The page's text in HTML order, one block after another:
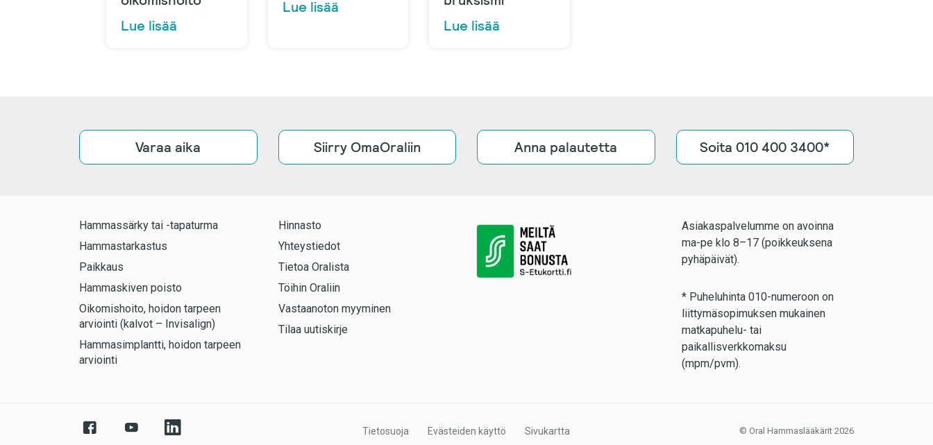
Lue lisää
Lue lisää
Lue lisää
Varaa aika Siirry OmaOraliin Anna palautetta Soita 010 400 3400*
Hammassärky tai -tapaturma
Hammastarkastus
Paikkaus
Hammaskiven poisto
Oikomishoito, hoidon tarpeen
arviointi (kalvot – Invisalign)
Hammasimplantti, hoidon tarpeen
arviointi
Hinnasto
Yhteystiedot
Tietoa Oralista
Töihin Oraliin
Vastaanoton myyminen
Tilaa uutiskirje
Asiakaspalvelumme on avoinna
ma-pe klo 8–17 (poikkeuksena
pyhäpäivät).
* Puheluhinta 010-numeroon on
liittymäsopimuksen mukainen
matkapuhelu- tai
paikallisverkkomaksu
(mpm/pvm).
Tietosuoja Evästeiden käyttö Sivukartta © Oral Hammaslääkärit 2026